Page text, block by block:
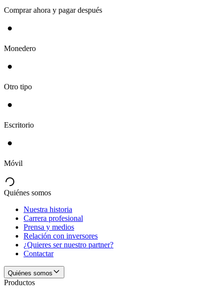
Comprar ahora y pagar después
Monedero
Otro tipo
Escritorio
Móvil
Quiénes somos
Nuestra historia
Carrera profesional
Prensa y medios
Relación con inversores
¿Quieres ser nuestro partner?
Contactar
Quiénes somos
Productos